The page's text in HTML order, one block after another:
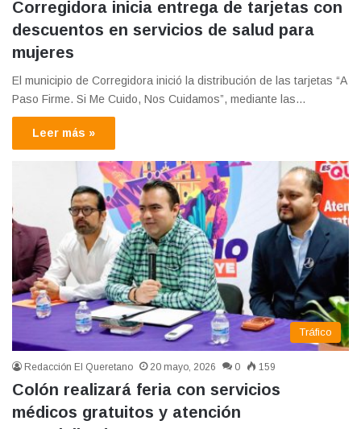
Corregidora inicia entrega de tarjetas con
descuentos en servicios de salud para
mujeres
El municipio de Corregidora inició la distribución de las tarjetas “A
Paso Firme. Si Me Cuido, Nos Cuidamos”, mediante las…
Leer más »
Tráfico
Redacción El Queretano 20 mayo, 2026 0 159
Colón realizará feria con servicios
médicos gratuitos y atención